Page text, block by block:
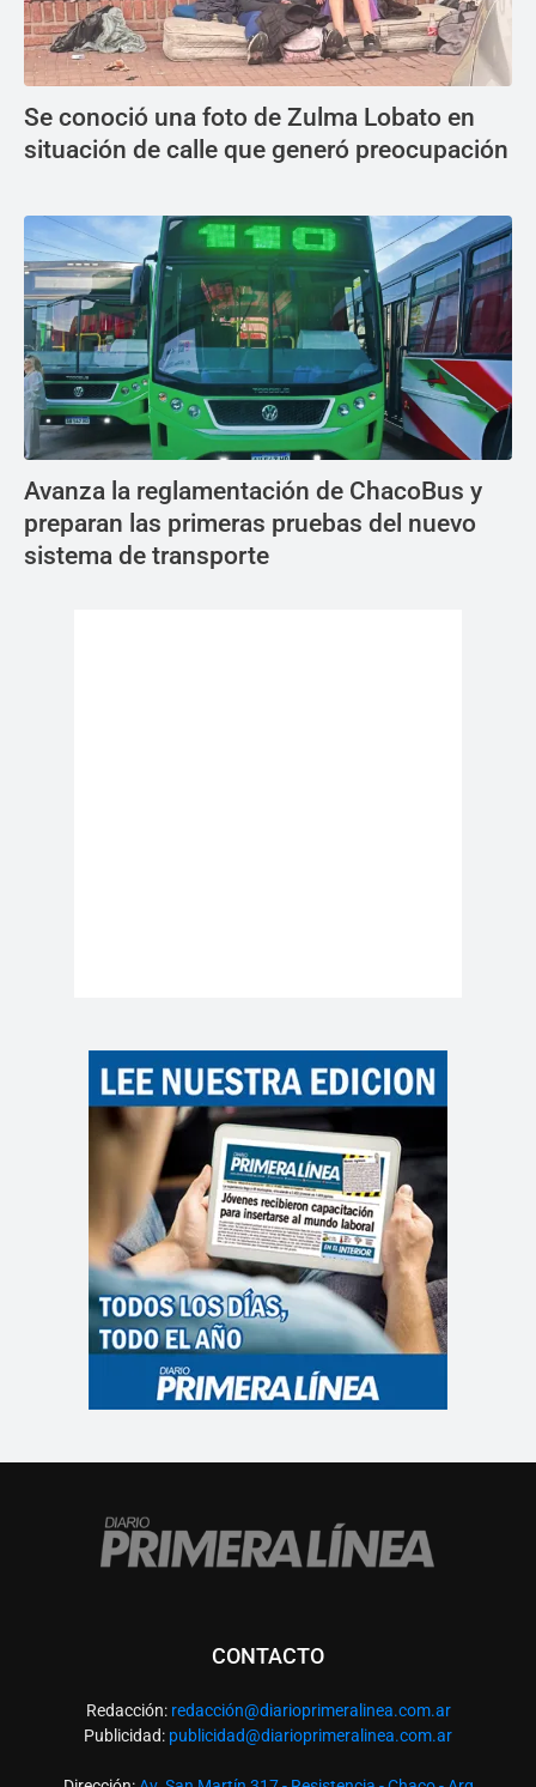
Se conoció una foto de Zulma Lobato en
situación de calle que generó preocupación
Avanza la reglamentación de ChacoBus y
preparan las primeras pruebas del nuevo
sistema de transporte
CONTACTO
Redacción: redacción@diarioprimeralinea.com.ar
Publicidad: publicidad@diarioprimeralinea.com.ar